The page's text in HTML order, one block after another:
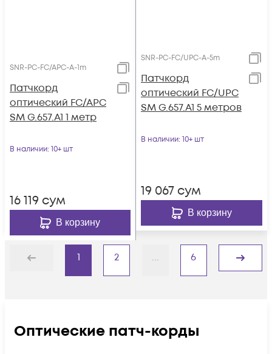
SNR-PC-FC/APC-A-1m
Патчкорд
оптический FC/APC
SM G.657.A1 1 метр
В наличии: 10+ шт
16 119 сум
В корзину
SNR-PC-FC/UPC-A-5m
Патчкорд
оптический FC/UPC
SM G.657.A1 5 метров
В наличии: 10+ шт
19 067 сум
В корзину
Назад
1 2 ... 6
Дальше
Оптические патч-корды​​